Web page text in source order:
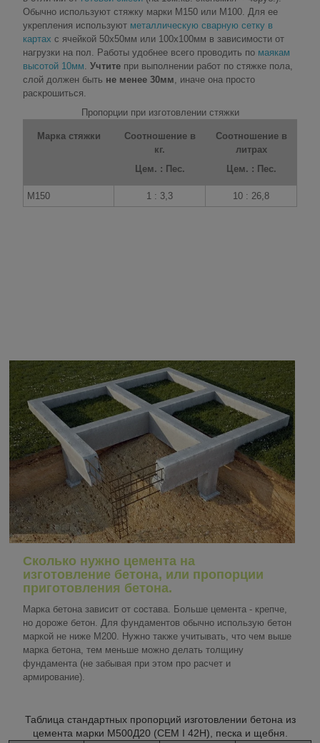
Обычно используют стяжку марки М150 или М100. Для ее
укрепления используют металлическую сварную сетку в
картах с ячейкой 50х50мм или 100х100мм в зависимости от
нагрузки на пол. Работы удобнее всего проводить по маякам
высотой 10мм Учтите при выполнении работ по стяжке пола,
слой должен быть не менее 30мм , иначе она просто
раскрошиться.
Пропорции при изготовлении стяжки
Марка стяжки
Соотношение в
кг.
Цем. : Пес.
Соотношение в
литрах
Цем. : Пес.
М150 1 : 3,3 10 : 26,8
Сколько нужно цемента на
изготовление бетона, или пропорции
приготовления бетона.
Марка бетона зависит от состава. Больше цемента - крепче,
но дороже бетон. Для фундаментов обычно использую бетон
маркой не ниже М200. Нужно также учитывать, что чем выше
марка бетона, тем меньше можно делать толщину
фундамента (не забывая при этом про расчет и
армирование).
Таблица стандартных пропорций изготовлении бетона из
цемента марки М500Д20 (CEM I 42Н), песка и щебня.